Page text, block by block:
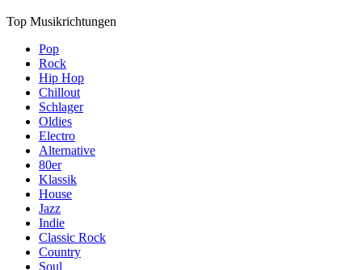
Top Musikrichtungen
Pop
Rock
Hip Hop
Chillout
Schlager
Oldies
Electro
Alternative
80er
Klassik
House
Jazz
Indie
Classic Rock
Country
Soul